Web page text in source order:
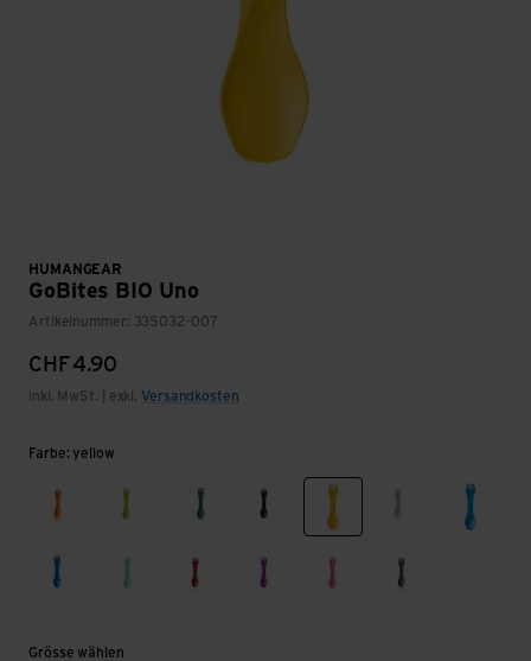
HUMANGEAR
GoBites BIO Uno
Artikelnummer: 335032-007
CHF4.90
inkl. MwSt. | exkl. Versandkosten
Farbe: yellow
orange light greenmedium green
black yellow light graylight
dark bluemint green
red magentapink dark gray
Grösse wählen